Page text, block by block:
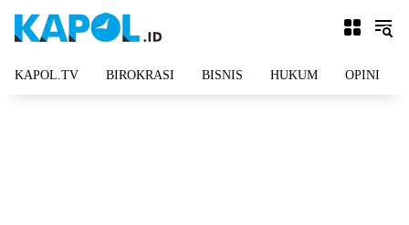
KAPOL.TV BIROKRASI BISNIS HUKUM OPINI